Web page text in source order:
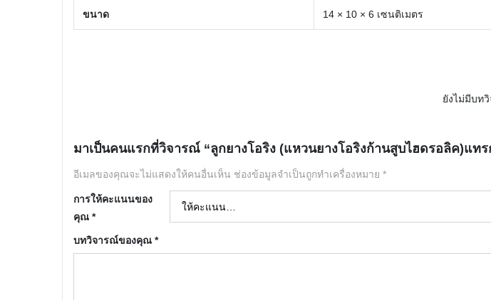
ขนาด 14 × 10 × 6 เซนติเมตร
ยังไม่มีบท
มาเป็นคนแรกที่วิจารณ์ “ลูกยางโอริง (แหวนยางโอริงก้านสูบไฮดรอลิค)แทร
อีเมลของคุณจะไม่แสดงให้คนอื่นเห็น ช่องข้อมูลจำเป็นถูกทำเครื่องหมาย *
การให้คะแนนของ
คุณ *
บทวิจารณ์ของคุณ *